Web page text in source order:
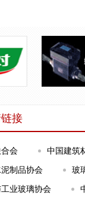
接
会 中国建筑
制品协会
玻
业玻璃协会